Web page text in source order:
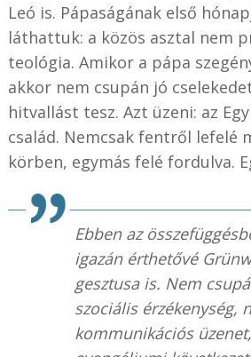
Leó is. Pápaságának első
láthattuk: a közös asztal nem
teológia. Amikor a pápa
akkor nem csupán jó
hitvallást tesz. Azt üzeni: az
család. Nemcsak fentről lefelé
körben, egymás felé fordulva.
Ebben az
igazán érthetővé
gesztusa is. Nem
szociális érzékenység,
kommunikációs